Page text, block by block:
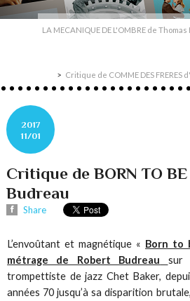
LA MECANIQUE DE L'OMBRE de
Critique de COMME DES
2017
11/01
Critique de BORN TO
Budreau
Share
L’envoûtant et magnétique « Born to
métrage de Robert Budreau
sur
trompettiste de jazz Chet Baker,
années 70 jusqu’à sa disparition